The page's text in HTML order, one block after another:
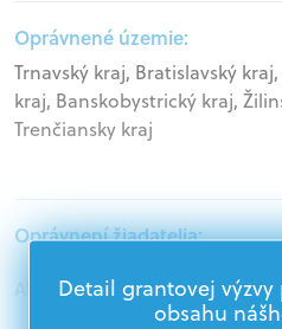
Oprávnené územie:
Trnavský kraj, Bratislavský
kraj, Banskobystrický kraj,
Trenčiansky kraj
Oprávnení žiadatelia:
Akademický sektor, Jednotlivci
Detail grantovej
obsahu